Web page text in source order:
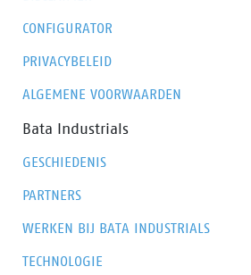
CONFIGURATOR
PRIVACYBELEID
ALGEMENE VOORWAARDEN
Bata Industrials
GESCHIEDENIS
PARTNERS
WERKEN BIJ BATA INDUSTRIALS
TECHNOLOGIE